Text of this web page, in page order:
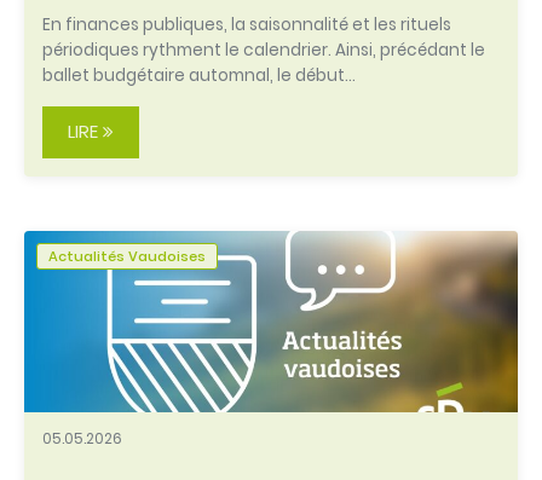
En finances publiques, la saisonnalité et les rituels
périodiques rythment le calendrier. Ainsi, précédant le
ballet budgétaire automnal, le début…
LIRE
Actualités Vaudoises
05.05.2026